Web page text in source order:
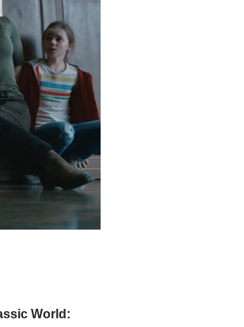
World: